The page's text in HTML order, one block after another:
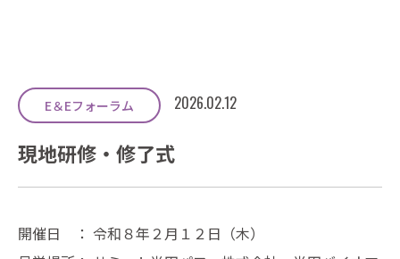
E＆Eフォーラム 2026.02.12
現地研修・修了式
開催日 ： 令和８年２月１２日（木）